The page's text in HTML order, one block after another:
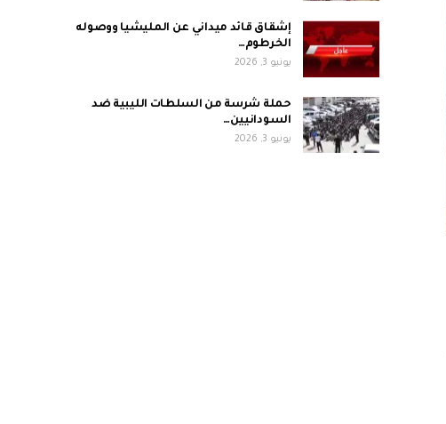
إشقاق قائد ميداني عن المليشيا ووصوله
الخرطوم…
يونيو 3, 2026
حملة شرسة من السلطات الليبية ضد
السودانيين…
يونيو 3, 2026